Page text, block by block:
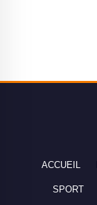
ACCUEIL
SPORT